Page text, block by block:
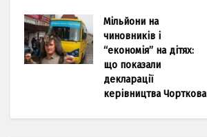
Мільйони на
чиновників і
“економія” на дітях:
що показали
декларації
керівництва Чорткова